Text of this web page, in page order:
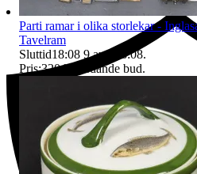
Parti ramar i olika storlekar -
Tavelram
Sluttid18:08 9 aug 18:08.
Pris:320 kr Ledande bud.